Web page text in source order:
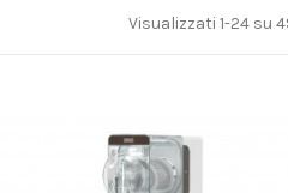
Visualizzati 1-24 su